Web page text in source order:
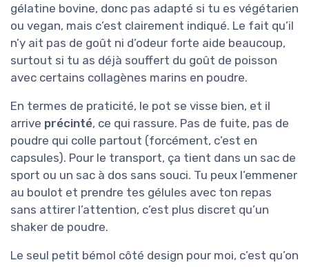
gélatine bovine, donc pas adapté si tu es végétarien
ou vegan, mais c’est clairement indiqué. Le fait qu’il
n’y ait pas de goût ni d’odeur forte aide beaucoup,
surtout si tu as déjà souffert du goût de poisson
avec certains collagènes marins en poudre.
En termes de praticité, le pot se visse bien, et il
arrive précinté, ce qui rassure. Pas de fuite, pas de
poudre qui colle partout (forcément, c’est en
capsules). Pour le transport, ça tient dans un sac de
sport ou un sac à dos sans souci. Tu peux l’emmener
au boulot et prendre tes gélules avec ton repas
sans attirer l’attention, c’est plus discret qu’un
shaker de poudre.
Le seul petit bémol côté design pour moi, c’est qu’on